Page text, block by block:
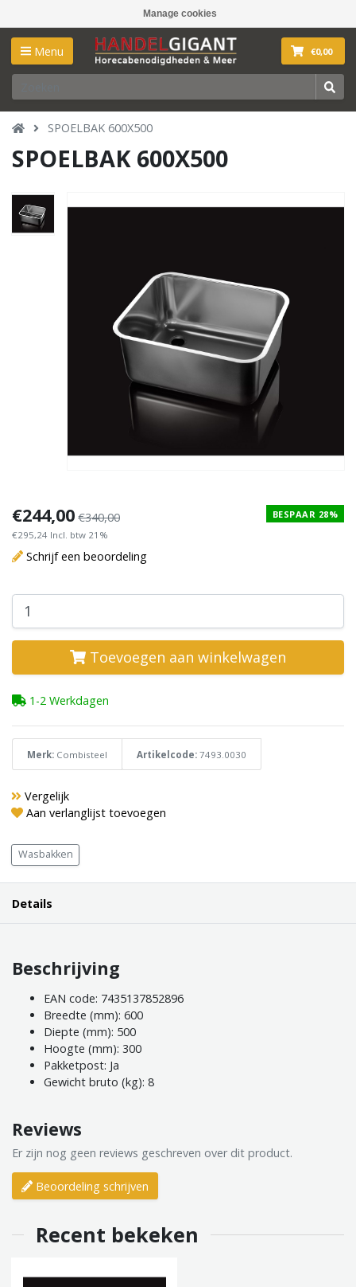
Manage cookies
Menu €0,00
SPOELBAK 600X500
SPOELBAK 600X500
€244,00 €340,00
€295,24 Incl. btw 21%
BESPAAR 28%
Schrijf een beoordeling
Toevoegen aan winkelwagen
1-2 Werkdagen
Merk: Combisteel Artikelcode: 7493.0030
Vergelijk
Aan verlanglijst toevoegen
Wasbakken
Details
Beschrijving
EAN code: 7435137852896
Breedte (mm): 600
Diepte (mm): 500
Hoogte (mm): 300
Pakketpost: Ja
Gewicht bruto (kg): 8
Reviews
Er zijn nog geen reviews geschreven over dit product.
Beoordeling schrijven
Recent bekeken